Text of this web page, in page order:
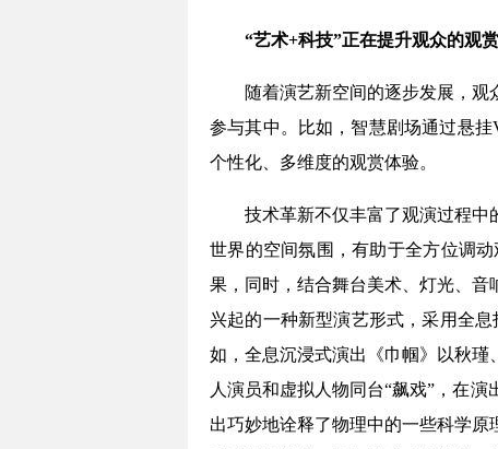
“艺术+科技”正在提升观众的观
随着演艺新空间的逐步发展，
参与其中。比如，智慧剧场通过悬
个性化、多维度的观赏体验。
技术革新不仅丰富了观演过程中
世界的空间氛围，有助于全方位调
果，同时，结合舞台美术、灯光、
兴起的一种新型演艺形式，采用全
如，全息沉浸式演出《巾帼》以秋
人演员和虚拟人物同台“飙戏”，在
出巧妙地诠释了物理中的一些科学